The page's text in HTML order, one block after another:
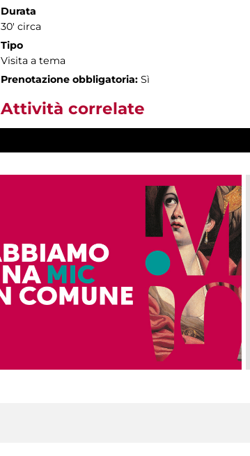
Durata
30' circa
Tipo
Visita a tema
Prenotazione obbligatoria: Sì
Attività correlate